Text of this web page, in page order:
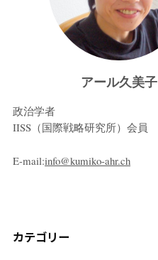
アール久美子
政治学者
IISS（国際戦略研究所）会員
E-mail:info@kumiko-ahr.ch
カテゴリー